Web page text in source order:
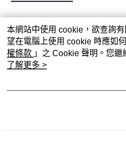
熱門標籤
本網站中使用 cookie，欲查詢
望在電腦上使用 cookie 時應如
權條款 」之 Cookie 聲明。您
用條款之 Cookie 聲明使用
了解更多 >